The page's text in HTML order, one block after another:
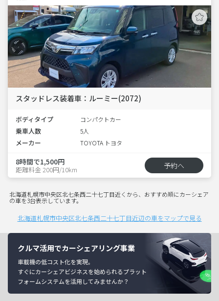
スタッドレス装着車：ルーミー(2072)
ボディタイプ コンパクトカー
乗車人数 5人
メーカー TOYOTA トヨタ
8時間で1,500円
距離料金 200円/10km 予約へ
北海道札幌市中央区北七条西二十七丁目近くから、おすすめ順にカーシェア
の車を3台表示しています。
北海道札幌市中央区北七条西二十七丁目近辺の車をマップで見る
クルマ活用でカーシェアリング事業
車載機の低コスト化を実現。
すぐにカーシェアビジネスを始められるプラット
フォームシステムを活用してみませんか？